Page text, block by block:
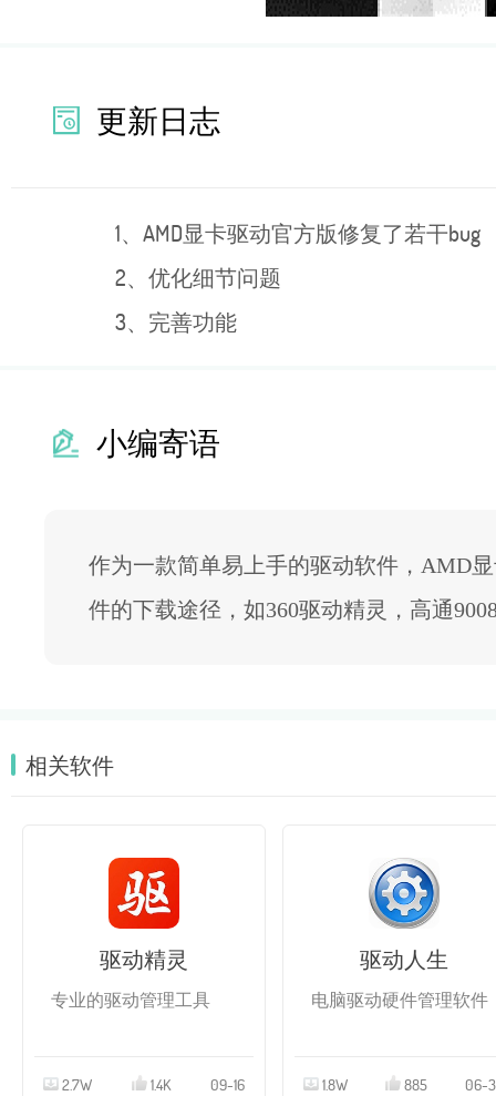
更新日志
1、AMD显卡驱动官方版修复了若干bug
2、优化细节问题
3、完善功能
小编寄语
作为一款简单易上手的驱动软件，AMD
件的下载途径，如360驱动精灵，高通
相关软件
驱动精灵
专业的驱动管理工具
2.7W 1.4K 09-16
驱动人生
电脑驱动硬件管理软件
1.8W 885 06-